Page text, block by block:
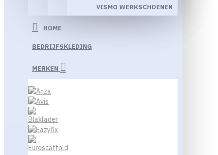
VISMO WERKSCHOENEN
HOME
BEDRIJFSKLEDING
MERKEN